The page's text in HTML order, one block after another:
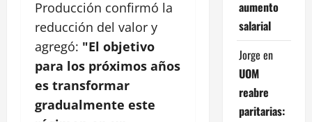
Producción confirmó la
reducción del valor y
agregó: "El objetivo
para los próximos años
es transformar
gradualmente este
aumento
salarial
Jorge en
UOM
reabre
paritarias: